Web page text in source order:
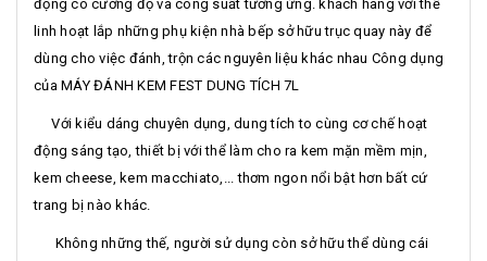
động có cường độ và công suất tương ứng. khách hàng với thể
linh hoạt lắp những phụ kiện nhà bếp sở hữu trục quay này để
dùng cho việc đánh, trộn các nguyên liệu khác nhau Công dụng
của MÁY ĐÁNH KEM FEST DUNG TÍCH 7L
Với kiểu dáng chuyên dụng, dung tích to cùng cơ chế hoạt
động sáng tạo, thiết bị với thể làm cho ra kem mặn mềm mịn,
kem cheese, kem macchiato,... thơm ngon nổi bật hơn bất cứ
trang bị nào khác.
Không những thế, người sử dụng còn sở hữu thể dùng cái